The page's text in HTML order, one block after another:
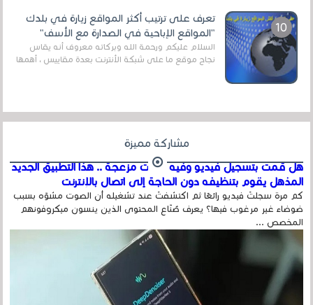
تعرف على ترتيب أكثر المواقع زيارة في بلدك
"المواقع الإباحية في الصدارة مع الأسف"
السلام عليكم ورحمة الله وبركاته معروف أنه يقاس
نجاح موقع ما على شبكة الأنترنت بعدة مقاييس ، أهمها
مشاركة مميزة
هل قمت بتسجيل فيديو وفيه أصوت مزعجة .. هذا التطبيق الجديد
المذهل يقوم بتنظيفه دون الحاجة إلى اتصال بالإنترنت
كم مرة سجلتَ فيديو رائعًا ثم اكتشفتَ عند تشغيله أن الصوت مشوّه بسبب
ضوضاء غير مرغوب فيها؟ يعرف صُنّاع المحتوى الذين ينسون ميكروفونهم
المخصص ...